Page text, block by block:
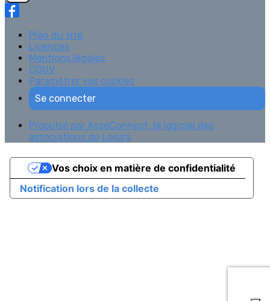
Plan du site
Licences
Mentions légales
CGUV
Paramétrer vos cookies
Se connecter
Propulsé par AssoConnect, le logiciel des
associations de Loisirs
Notification lors de la collecte
Vos choix en matière de confidentialité